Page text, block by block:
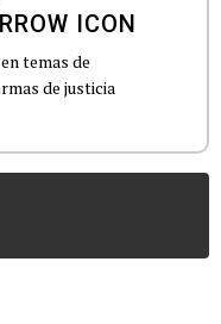
temas de
de justicia